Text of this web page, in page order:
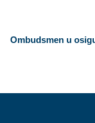
Ombudsmen u